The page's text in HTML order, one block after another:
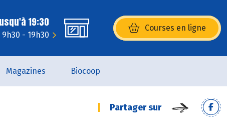
19:30
- 19h30
Courses en ligne
(s’ouvre dans une nouvelle
Magazines Biocoop
Partager sur